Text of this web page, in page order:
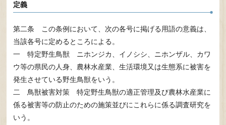
定義
第二条 この条例において、次の各号に掲げる用語の意義は、
当該各号に定めるところによる。
一 特定野生鳥獣 ニホンジカ、イノシシ、ニホンザル、カワ
ウ等の県民の人身、農林水産業、生活環境又は生態系に被害を
発生させている野生鳥獣をいう。
二 鳥獣被害対策 特定野生鳥獣の適正管理及び農林水産業に
係る被害等の防止のための施策並びにこれらに係る調査研究を
いう。